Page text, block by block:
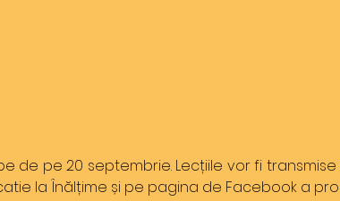
de pe 20 septembrie. Lecțiile vor fi
la Înălțime și pe pagina de Facebook a